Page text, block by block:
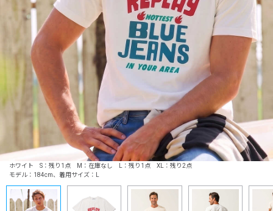
ホワイト S：残り1点 M：在庫なし L：残り1点 XL：残り2点
モデル：184cm、着用サイズ：L